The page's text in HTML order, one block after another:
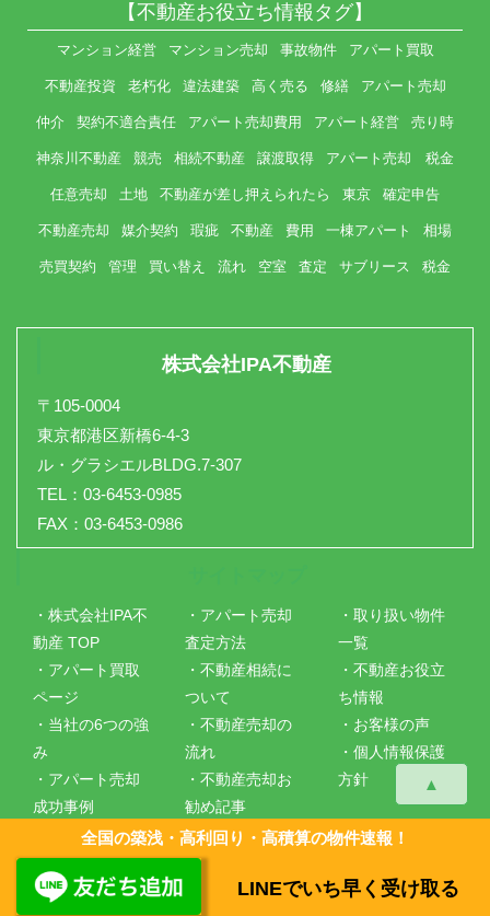
▲
【不動産お役立ち情報タグ】
マンション経営 マンション売却 事故物件 アパート買取
不動産投資 老朽化 違法建築 高く売る 修繕 アパート売却
仲介 契約不適合責任 アパート売却費用 アパート経営 売り時
神奈川不動産 競売 相続不動産 譲渡取得 アパート売却 税金
任意売却 土地 不動産が差し押えられたら 東京 確定申告
不動産売却 媒介契約 瑕疵 不動産 費用 一棟アパート 相場
売買契約 管理 買い替え 流れ 空室 査定 サブリース 税金
株式会社IPA不動産
〒105-0004
東京都港区新橋6-4-3
ル・グラシエルBLDG.7-307
TEL：03-6453-0985
FAX：03-6453-0986
・株式会社IPA不
動産 TOP
・アパート買取
ページ
・当社の6つの強
み
・アパート売却
成功事例
・会社概要
・アパート売却
査定方法
・不動産相続に
ついて
・不動産売却の
流れ
・不動産売却お
勧め記事
・仲介手数料に
ついて
・取り扱い物件
一覧
・不動産お役立
ち情報
・お客様の声
・個人情報保護
方針
Copyright ©株式会社IPA不動産 All Rights Reserved.
全国の築浅・高利回り・高積算の物件速報！
LINEでいち早く受け取る